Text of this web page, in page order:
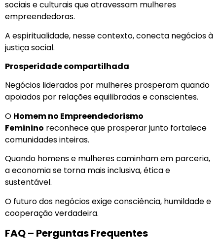
sociais e culturais que atravessam mulheres
empreendedoras.
A espiritualidade, nesse contexto, conecta negócios à
justiça social.
Prosperidade compartilhada
Negócios liderados por mulheres prosperam quando
apoiados por relações equilibradas e conscientes.
O Homem no Empreendedorismo
Feminino reconhece que prosperar junto fortalece
comunidades inteiras.
Quando homens e mulheres caminham em parceria,
a economia se torna mais inclusiva, ética e
sustentável.
O futuro dos negócios exige consciência, humildade e
cooperação verdadeira.
FAQ – Perguntas Frequentes